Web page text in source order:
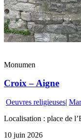
Monumen
Croix – Aigne
Oeuvres religieuses|
Localisation : place de
10 juin 2026